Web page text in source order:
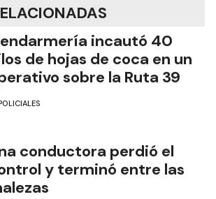
incautó 40
de hojas de coca en un
sobre la Ruta 39
conductora perdió el
y terminó entre las